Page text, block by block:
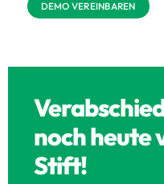
DEMO VEREINBAREN
noch heute
Stift!